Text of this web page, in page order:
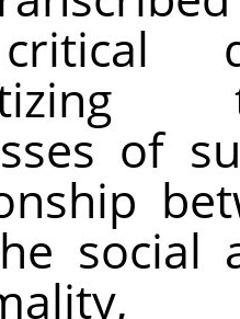
of
social